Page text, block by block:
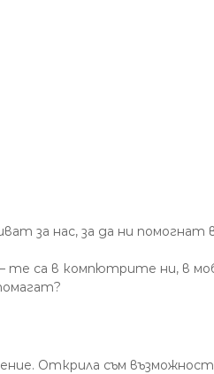
за нас, за да ни
те са в компютрите ни, в
Открила съм